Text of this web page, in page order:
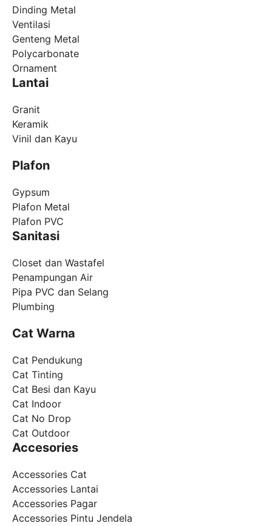
Dinding Metal
Ventilasi
Genteng Metal
Polycarbonate
Ornament
Lantai
Granit
Keramik
Vinil dan Kayu
Plafon
Gypsum
Plafon Metal
Plafon PVC
Sanitasi
Closet dan Wastafel
Penampungan Air
Pipa PVC dan Selang
Plumbing
Cat Warna
Cat Pendukung
Cat Tinting
Cat Besi dan Kayu
Cat Indoor
Cat No Drop
Cat Outdoor
Accesories
Accessories Cat
Accessories Lantai
Accessories Pagar
Accessories Pintu Jendela